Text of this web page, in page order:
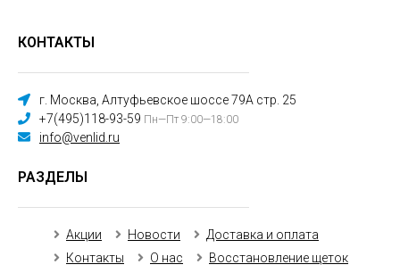
КОНТАКТЫ
г. Москва, Алтуфьевское шоссе 79А стр. 25
+7(495)118-93-59 Пн—Пт 9:00—18:00
info@venlid.ru
РАЗДЕЛЫ
Акции Новости
Доставка и оплата
Контакты
О нас
Восстановление щеток